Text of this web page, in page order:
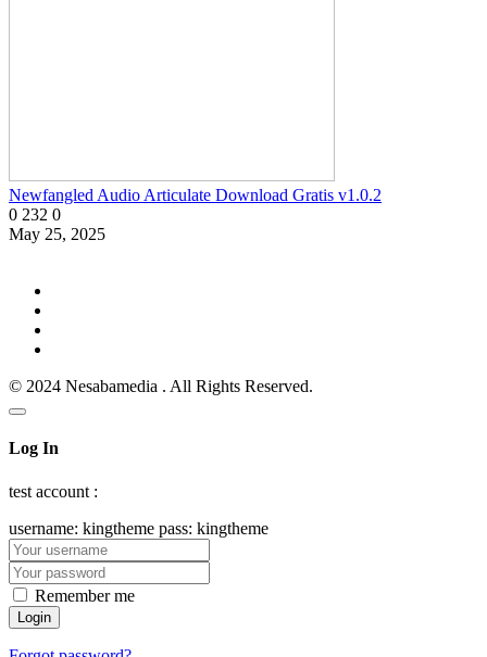
Newfangled Audio Articulate Download Gratis v1.0.2
0 232 0
May 25, 2025
© 2024 Nesabamedia . All Rights Reserved.
Log In
test account :
username: kingtheme pass: kingtheme
Remember me